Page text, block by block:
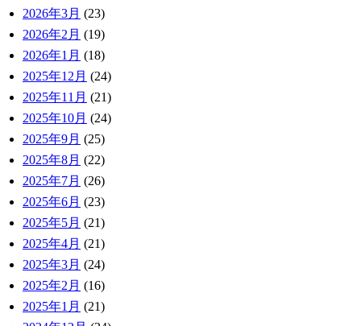
2026年3月 (23)
2026年2月 (19)
2026年1月 (18)
2025年12月 (24)
2025年11月 (21)
2025年10月 (24)
2025年9月 (25)
2025年8月 (22)
2025年7月 (26)
2025年6月 (23)
2025年5月 (21)
2025年4月 (21)
2025年3月 (24)
2025年2月 (16)
2025年1月 (21)